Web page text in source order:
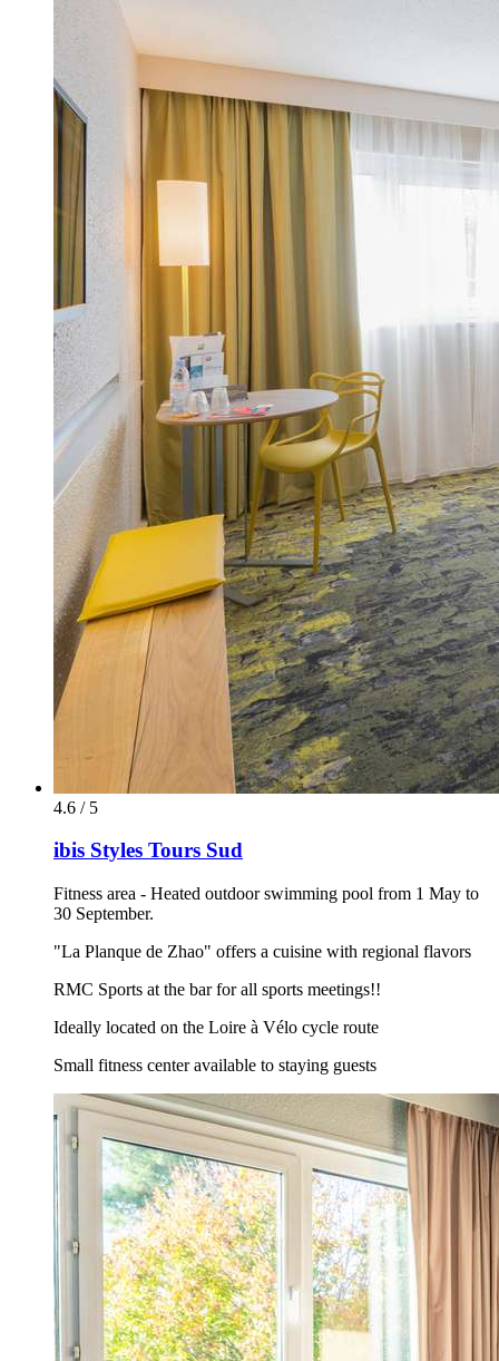
4.6 / 5
ibis Styles Tours Sud
Fitness area - Heated outdoor swimming pool from 1 May to
30 September.
"La Planque de Zhao" offers a cuisine with regional flavors
RMC Sports at the bar for all sports meetings!!
Ideally located on the Loire à Vélo cycle route
Small fitness center available to staying guests